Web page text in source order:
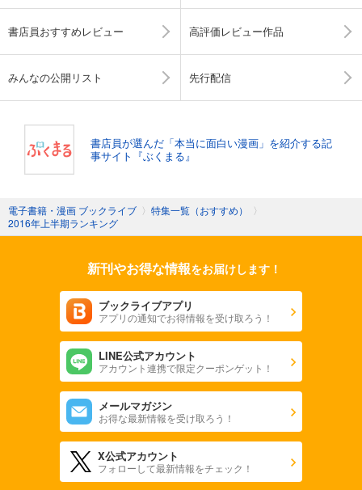
書店員おすすめレビュー 高評価レビュー作品
みんなの公開リスト 先行配信
書店員が選んだ「本当に面白い漫画」を紹介する記
事サイト『ぶくまる』
電子書籍・漫画 ブックライブ 〉 特集一覧（おすすめ）
〉
2016年上半期ランキング
新刊やお得な情報をお届けします！
ブックライブアプリ
アプリの通知でお得情報を受け取ろう！
LINE公式アカウント
アカウント連携で限定クーポンゲット！
メールマガジン
お得な最新情報を受け取ろう！
X公式アカウント
フォローして最新情報をチェック！